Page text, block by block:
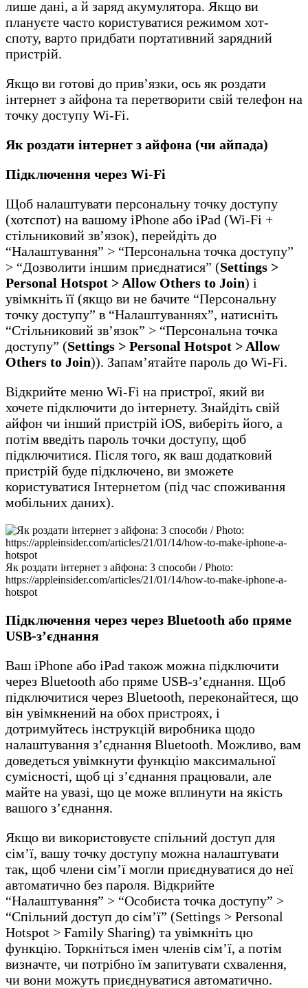
лише дані, а й заряд акумулятора. Якщо ви
плануєте часто користуватися режимом хот-
споту, варто придбати портативний зарядний
пристрій.
Якщо ви готові до прив’язки, ось як роздати
інтернет з айфона та перетворити свій телефон на
точку доступу Wi-Fi.
Як роздати інтернет з айфона (чи айпада)
Підключення через Wi-Fi
Щоб налаштувати персональну точку доступу
(хотспот) на вашому iPhone або iPad (Wi-Fi +
стільниковий зв’язок), перейдіть до
“Налаштування” > “Персональна точка доступу”
> “Дозволити іншим приєднатися” (Settings >
Personal Hotspot > Allow Others to Join) і
увімкніть її (якщо ви не бачите “Персональну
точку доступу” в “Налаштуваннях”, натисніть
“Стільниковий зв’язок” > “Персональна точка
доступу” (Settings > Personal Hotspot > Allow
Others to Join)). Запам’ятайте пароль до Wi-Fi.
Відкрийте меню Wi-Fi на пристрої, який ви
хочете підключити до інтернету. Знайдіть свій
айфон чи інший пристрій iOS, виберіть його, а
потім введіть пароль точки доступу, щоб
підключитися. Після того, як ваш додатковий
пристрій буде підключено, ви зможете
користуватися Інтернетом (під час споживання
мобільних даних).
Як роздати інтернет з айфона: 3 способи / Photo:
https://appleinsider.com/articles/21/01/14/how-to-make-iphone-a-
hotspot
Підключення через через Bluetooth або пряме
USB-з’єднання
Ваш iPhone або iPad також можна підключити
через Bluetooth або пряме USB-з’єднання. Щоб
підключитися через Bluetooth, переконайтеся, що
він увімкнений на обох пристроях, і
дотримуйтесь інструкцій виробника щодо
налаштування з’єднання Bluetooth. Можливо, вам
доведеться увімкнути функцію максимальної
сумісності, щоб ці з’єднання працювали, але
майте на увазі, що це може вплинути на якість
вашого з’єднання.
Якщо ви використовуєте спільний доступ для
сім’ї, вашу точку доступу можна налаштувати
так, щоб члени сім’ї могли приєднуватися до неї
автоматично без пароля. Відкрийте
“Налаштування” > “Особиста точка доступу” >
“Спільний доступ до сім’ї” (Settings > Personal
Hotspot > Family Sharing) та увімкніть цю
функцію. Торкніться імен членів сім’ї, а потім
визначте, чи потрібно їм запитувати схвалення,
чи вони можуть приєднуватися автоматично.